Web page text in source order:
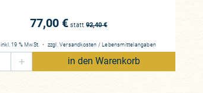
77,00 € statt 92,40€
inkl. 19 % MwSt. ・ zzgl. Versandkosten / Lebensmittelangaben
+ in den Warenkorb